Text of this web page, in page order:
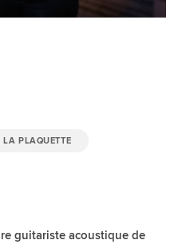
LA PLAQUETTE
guitariste acoustique de